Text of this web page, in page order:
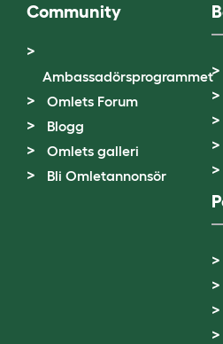
Community
Ambassadörsprogrammet
Omlets Forum
Blogg
Omlets galleri
Bli Omletannonsör